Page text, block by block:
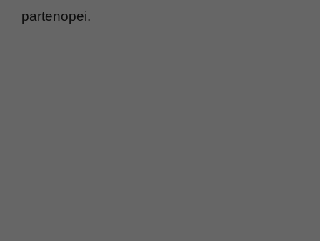
partenopei.